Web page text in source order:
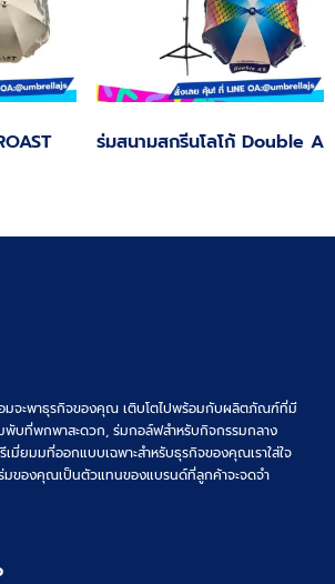
ร่มสนามสกรีนโลโก้ Double A
อมจะพาธุรกิจของคุณ เติบโตไปพร้อมกับผลิตภัณฑ์ที่มี
พับที่พกพาสะดวก, ร่มกอล์ฟสำหรับกิจกรรมกลาง
มี่ยมมที่ออกแบบเฉพาะสำหรับธุรกิจของคุณเราใส่ใจ
มของคุณเป็นตัวแทนของแบรนด์ที่ลูกค้าจะจดจำ